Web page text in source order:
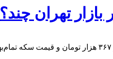
تهران چند؟